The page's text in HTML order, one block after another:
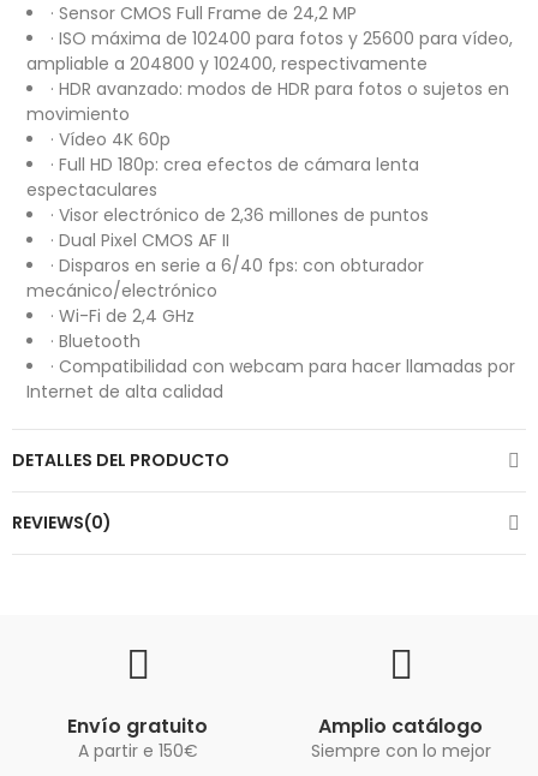
· Sensor CMOS Full Frame de 24,2 MP
· ISO máxima de 102400 para fotos y 25600 para vídeo,
ampliable a 204800 y 102400, respectivamente
· HDR avanzado: modos de HDR para fotos o sujetos en
movimiento
· Vídeo 4K 60p
· Full HD 180p: crea efectos de cámara lenta
espectaculares
· Visor electrónico de 2,36 millones de puntos
· Dual Pixel CMOS AF II
· Disparos en serie a 6/40 fps: con obturador
mecánico/electrónico
· Wi-Fi de 2,4 GHz
· Bluetooth
· Compatibilidad con webcam para hacer llamadas por
Internet de alta calidad
DETALLES DEL PRODUCTO
REVIEWS(0)
Envío gratuito
A partir e 150€
Amplio catálogo
Siempre con lo mejor